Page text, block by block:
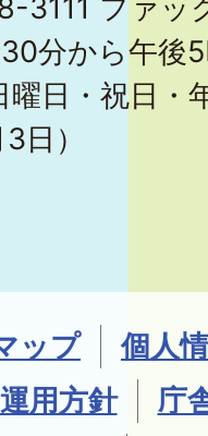
3111 ファ
分から午後
日・祝日・
日）
ップ
個人
用方針
庁